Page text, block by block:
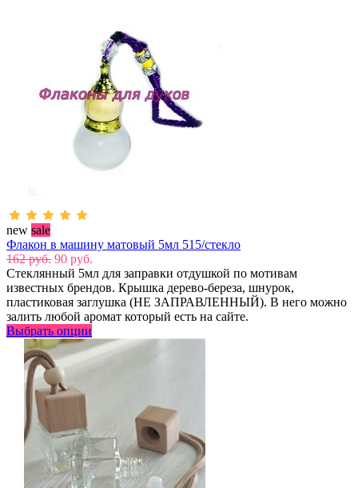
new sale
Флакон в машину матовый 5мл 515/стекло
162 руб. 90 руб.
Стеклянный 5мл для заправки отдушкой по мотивам
известных брендов. Крышка дерево-береза, шнурок,
пластиковая заглушка (НЕ ЗАПРАВЛЕННЫЙ). В него можно
залить любой аромат который есть на сайте.
Выбрать опции